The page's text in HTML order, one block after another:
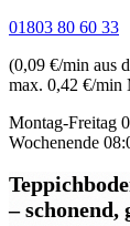
01803 80 60 33
(0,09 €/min aus
max. 0,42 €/min
Montag-Freitag
Wochenende
–